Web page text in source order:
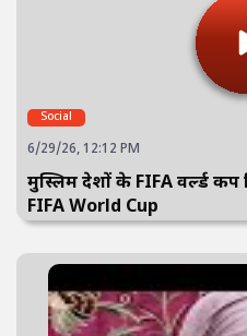
Social
6/29/26, 12:12 PM
मुस्लिम देशों के FIFA वर्ल्ड कप
FIFA World Cup